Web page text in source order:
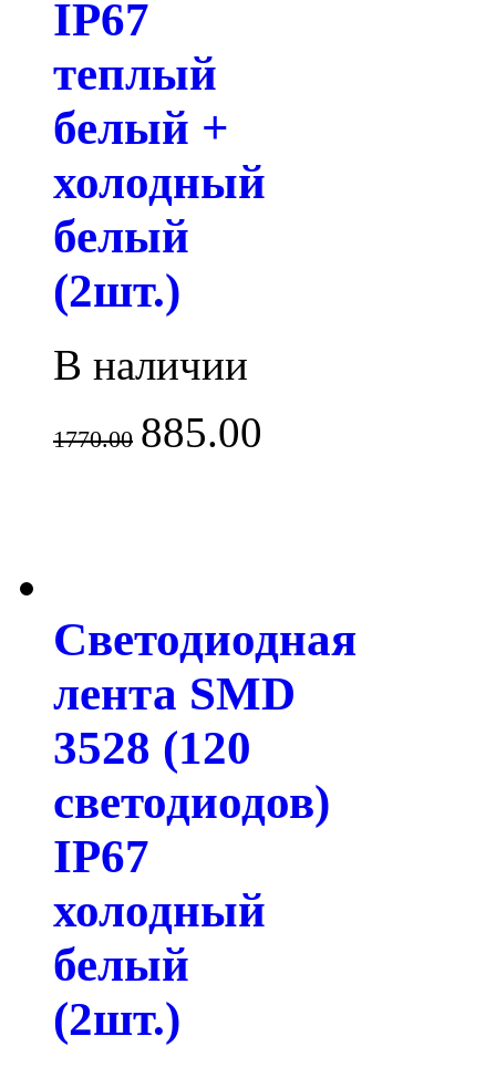
IP67
теплый
белый +
холодный
белый
(2шт.)
В наличии
1770.00 885.00
Светодиодная
лента SMD
3528 (120
светодиодов)
IP67
холодный
белый
(2шт.)